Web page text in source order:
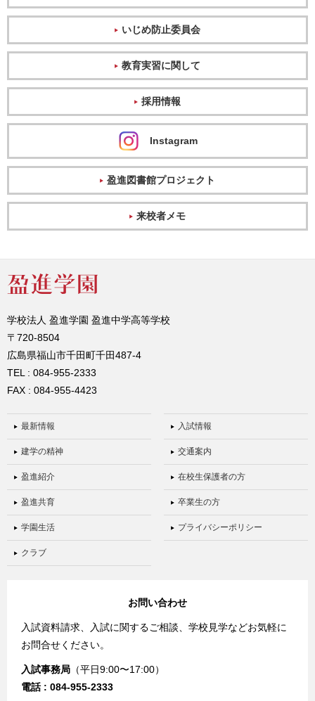
いじめ防止委員会
教育実習に関して
採用情報
Instagram
盈進図書館プロジェクト
来校者メモ
学校法人 盈進学園 盈進中学高等学校
〒720-8504
広島県福山市千田町千田487-4
TEL : 084-955-2333
FAX : 084-955-4423
最新情報
建学の精神
盈進紹介
盈進共育
学園生活
クラブ
入試情報
交通案内
在校生保護者の方
卒業生の方
プライバシーポリシー
お問い合わせ
入試資料請求、入試に関するご相談、学校見学などお気軽に
お問合せください。
入試事務局 （平日9:00〜17:00）
電話 : 084-955-2333